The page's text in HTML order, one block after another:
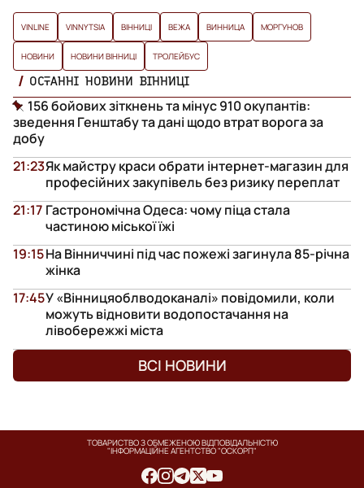
VINLINE VINNYTSIA ВІННИЦІ ВЕЖА ВИННИЦА МОРГУНОВ
НОВИНИ НОВИНИ ВІННИЦІ ТРОЛЕЙБУС
ОСТАННІ НОВИНИ ВІННИЦІ
156 бойових зіткнень та мінус 910 окупантів:
зведення Генштабу та дані щодо втрат ворога за
добу
Як майстру краси обрати інтернет-магазин для
професійних закупівель без ризику переплат
21:23
Гастрономічна Одеса: чому піца стала
частиною міської їжі
21:17
На Вінниччині під час пожежі загинула 85-річна
жінка
19:15
У «Вінницяоблводоканалі» повідомили, коли
можуть відновити водопостачання на
лівобережжі міста
17:45
ВСІ НОВИНИ
ТОВАРИСТВО З ОБМЕЖЕНОЮ ВІДПОВІДАЛЬНІСТЮ
"ІНФОРМАЦІЙНЕ АГЕНТСТВО "ОСКОРП"